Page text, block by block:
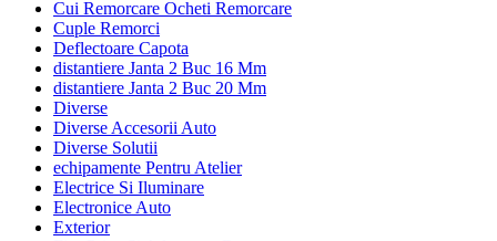
Cui Remorcare Ocheti Remorcare
Cuple Remorci
Deflectoare Capota
distantiere Janta 2 Buc 16 Mm
distantiere Janta 2 Buc 20 Mm
Diverse
Diverse Accesorii Auto
Diverse Solutii
echipamente Pentru Atelier
Electrice Si Iluminare
Electronice Auto
Exterior